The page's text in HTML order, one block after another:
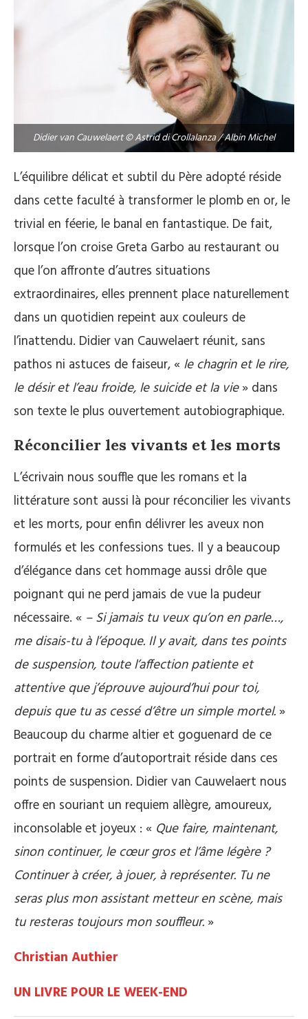
Didier van Cauwelaert © Astrid di Crollalanza / Albin Michel
L’équilibre délicat et subtil du Père adopté réside
dans cette faculté à transformer le plomb en or, le
trivial en féerie, le banal en fantastique. De fait,
lorsque l’on croise Greta Garbo au restaurant ou
que l’on affronte d’autres situations
extraordinaires, elles prennent place naturellement
dans un quotidien repeint aux couleurs de
l’inattendu. Didier van Cauwelaert réunit, sans
pathos ni astuces de faiseur, « le chagrin et le rire,
le désir et l’eau froide, le suicide et la vie» dans
son texte le plus ouvertement autobiographique.
Réconcilier les vivants et les morts
L’écrivain nous souffle que les romans et la
littérature sont aussi là pour réconcilier les vivants
et les morts, pour enfin délivrer les aveux non
formulés et les confessions tues. Il y a beaucoup
d’élégance dans cet hommage aussi drôle que
poignant qui ne perd jamais de vue la pudeur
nécessaire. « – Si jamais tu veux qu’on en parle…,
me disais-tu à l’époque. Il y avait, dans tes points
de suspension, toute l’affection patiente et
attentive que j’éprouve aujourd’hui pour toi,
depuis que tu as cessé d’être un simple mortel. »
Beaucoup du charme altier et goguenard de ce
portrait en forme d’autoportrait réside dans ces
points de suspension. Didier van Cauwelaert nous
offre en souriant un requiem allègre, amoureux,
inconsolable et joyeux : « Que faire, maintenant,
sinon continuer, le cœur gros et l’âme légère ?
Continuer à créer, à jouer, à représenter. Tu ne
seras plus mon assistant metteur en scène, mais
tu resteras toujours mon souffleur. »
Christian Authier
UN LIVRE POUR LE WEEK-END